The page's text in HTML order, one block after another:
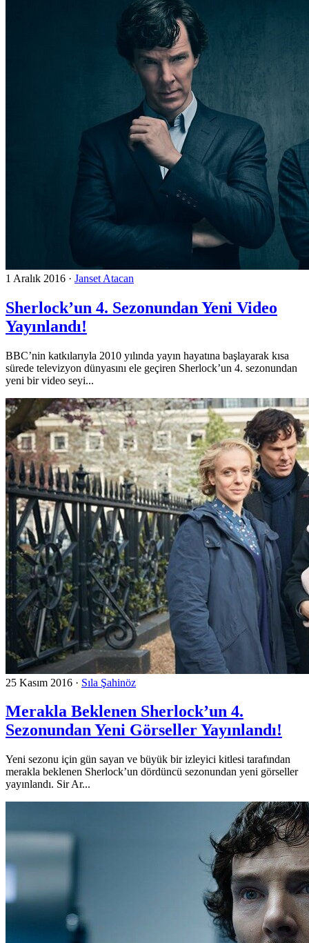
1 Aralık 2016 · Janset Atacan
Sherlock’un 4. Sezonundan Yeni Video
Yayınlandı!
BBC’nin katkılarıyla 2010 yılında yayın hayatına başlayarak kısa
sürede televizyon dünyasını ele geçiren Sherlock’un 4. sezonundan
yeni bir video seyi...
25 Kasım 2016 · Sıla Şahinöz
Merakla Beklenen Sherlock’un 4.
Sezonundan Yeni Görseller Yayınlandı!
Yeni sezonu için gün sayan ve büyük bir izleyici kitlesi tarafından
merakla beklenen Sherlock’un dördüncü sezonundan yeni görseller
yayınlandı. Sir Ar...